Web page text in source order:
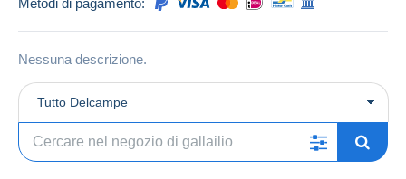
Nessuna descrizione.
Tutto Delcampe